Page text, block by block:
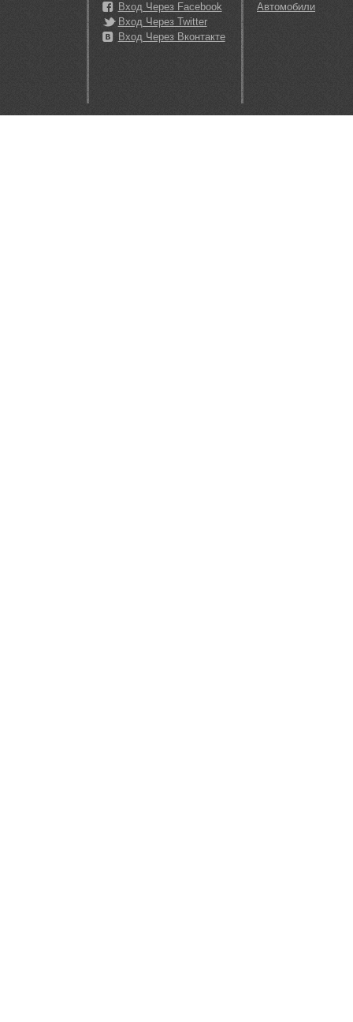
Вход Через Facebook
Вход Через Twitter
Вход Через Вконтакте
Автомобили